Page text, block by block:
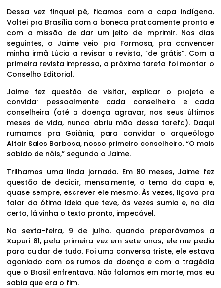
Dessa vez finquei pé, ficamos com a capa indígena.
Voltei pra Brasília com a boneca praticamente pronta e
com a missão de dar um jeito de imprimir. Nos dias
seguintes, o Jaime veio pra Formosa, pra convencer
minha irmã Lúcia a revisar a revista, “de grátis”. Com a
primeira revista impressa, a próxima tarefa foi montar o
Conselho Editorial.
Jaime fez questão de visitar, explicar o projeto e
convidar pessoalmente cada conselheiro e cada
conselheira (até a doença agravar, nos seus últimos
meses de vida, nunca abriu mão dessa tarefa). Daqui
rumamos pra Goiânia, para convidar o arqueólogo
Altair Sales Barbosa, nosso primeiro conselheiro. “O mais
sabido de nóis,” segundo o Jaime.
Trilhamos uma linda jornada. Em 80 meses, Jaime fez
questão de decidir, mensalmente, o tema da capa e,
quase sempre, escrever ele mesmo. Às vezes, ligava pra
falar da ótima ideia que teve, às vezes sumia e, no dia
certo, lá vinha o texto pronto, impecável.
Na sexta-feira, 9 de julho, quando preparávamos a
Xapuri 81, pela primeira vez em sete anos, ele me pediu
para cuidar de tudo. Foi uma conversa triste, ele estava
agoniado com os rumos da doença e com a tragédia
que o Brasil enfrentava. Não falamos em morte, mas eu
sabia que era o fim.